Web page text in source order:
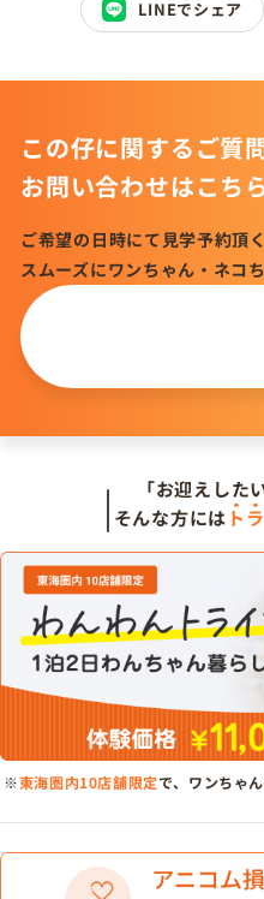
LINEでシェア
この仔に関するご質
お問い合わせはこち
ご希望の日時にて見学予約頂
スムーズにワンちゃん・ネコ
「お迎えした
そんな方には ト
※東海圏内10店舗限定で、ワンちゃ